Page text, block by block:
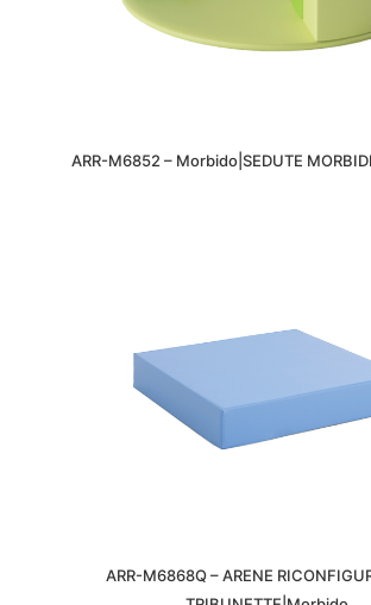
ARR-M6852 – Morbido|SEDUTE
ARR-M6868Q – ARENE